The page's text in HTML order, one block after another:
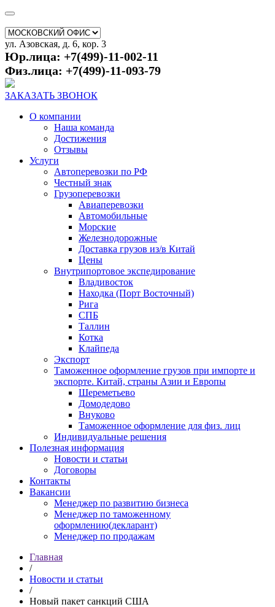
ул. Азовская, д. 6, кор. 3
Юр.лица: +7(499)-11-002-11
Физ.лица: +7(499)-11-093-79
ЗАКАЗАТЬ ЗВОНОК
О компании
Наша команда
Достижения
Отзывы
Услуги
Автоперевозки по РФ
Честный знак
Грузоперевозки
Авиаперевозки
Автомобильные
Морские
Железнодорожные
Доставка грузов из/в Китай
Цены
Внутрипортовое экспедирование
Владивосток
Находка (Порт Восточный)
Рига
СПБ
Таллин
Котка
Клайпеда
Экспорт
Таможенное оформление грузов при импорте и
экспорте. Китай, страны Азии и Европы
Шереметьево
Домодедово
Внуково
Таможенное оформление для физ. лиц
Индивидуальные решения
Полезная информация
Новости и статьи
Договоры
Контакты
Вакансии
Менеджер по развитию бизнеса
Менеджер по таможенному
оформлению(декларант)
Менеджер по продажам
Главная
/
Новости и статьи
/
Новый пакет санкций США